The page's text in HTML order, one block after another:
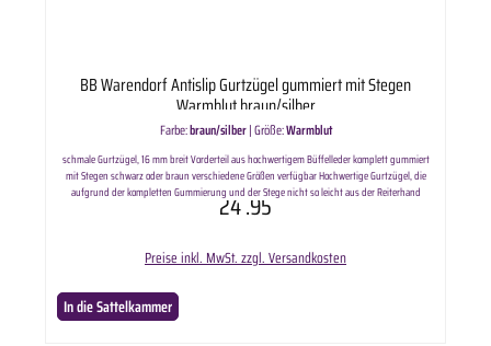
BB Warendorf Antislip Gurtzügel gummiert mit Stegen
Warmblut braun/silber
Farbe:braun/silber|Größe:Warmblut
schmale Gurtzügel, 16 mm breit Vorderteil aus hochwertigem Büffelleder komplett gummiert
mit Stegen schwarz oder braun verschiedene Größen verfügbar Hochwertige Gurtzügel, die
aufgrund der kompletten Gummierung und der Stege nicht so leicht aus der Reiterhand
rutschen und eine gleichmäßige Zügelführung verbessern. Lieferumfang enthält: ausgewählte
24.95
Preise inkl. MwSt. zzgl. Versandkosten
In die Sattelkammer